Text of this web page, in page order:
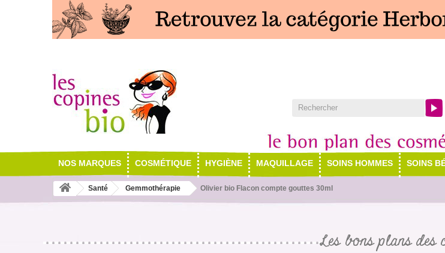
NOS MARQUES COSMÉTIQUE HYGIÈNE MAQUILLAGE SOINS HOMMES SOINS
Santé Gemmothérapie Olivier bio Flacon compte gouttes 30ml
Les bons plans des